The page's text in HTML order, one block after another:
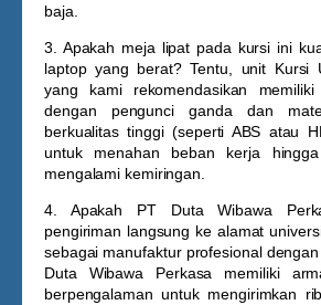
baja.
3. Apakah meja lipat pada kursi ini
laptop yang berat?Tentu, unit Kursi
yang kami rekomendasikan
dengan pengunci ganda dan
berkualitas tinggi (seperti ABS atau
untuk menahan beban kerja
mengalami kemiringan.
4. Apakah PT Duta Wibawa
pengiriman langsung ke alamat
sebagai manufaktur profesional
Duta Wibawa Perkasa memiliki
berpengalaman untuk mengirimkan